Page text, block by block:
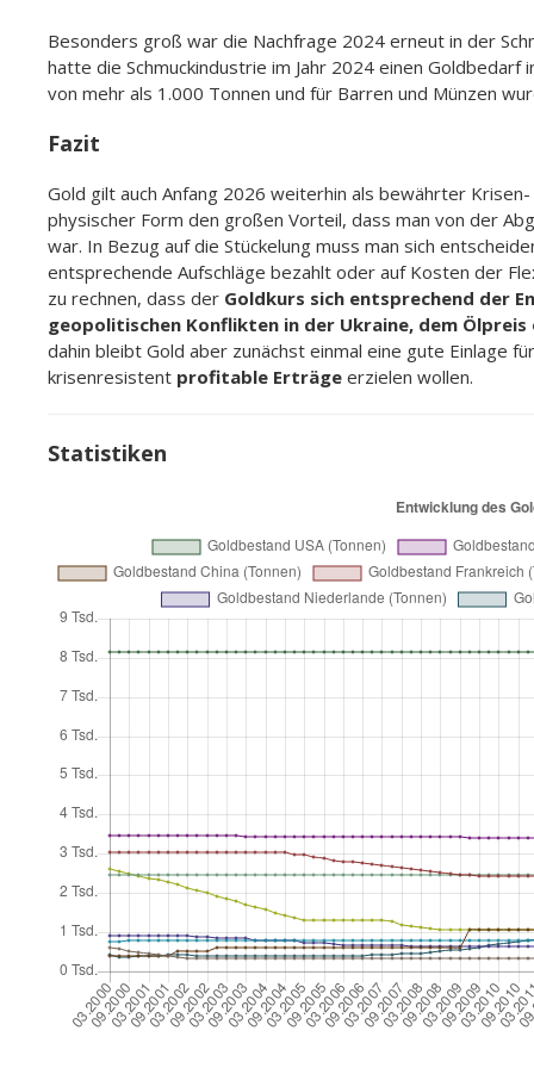
ETFs über ausländische Börsenplätze nicht mehr
2009 den Gold-ETF der Züricher Kantonalbank (ZKB)
in physisches Gold zu handelsüblichen Einheiten
Beim ETF der ZKB kann nicht in handelsüblichen
Folglich kann dieser Gold-ETF nicht wie physisches Gold
Anteile nach Ansicht des Gerichts hier eine Beteiligung
fällig.[1]
Estably Asset Protect
Seit neuestem bietet Estably neben
internationalen Währungsanteilen ergänzt und
Jetzt über die Estably Asset Protect Anlagestrategie
Steuerliche Behandlung von ETCs wie physisches
Rechtsprechung um Ansprüche auf eine Sachleistung, da
Im Ergebnis werden diese Gold-Wertpapiere
Veräußerungsgeschäfte eingestuft. Wird der ETC länger
von 1.000 Euro von der Steuer befreit. Ab 1.000 Euro
geringfügig überschritten wird. Das bedeutet im
Solidaritätszuschlag und gegebenenfalls Kirchensteuer.
Achtung: Die Freigrenze von 1.000 Euro gilt nicht
Jahres, die zu den privaten Veräußerungsgeschäften
Immobilien oder Kryptowährung.
Um die Steuerlast zu minimieren, können Sie Gewinne
Folgejahren miteinander verrechnen. Das wird als